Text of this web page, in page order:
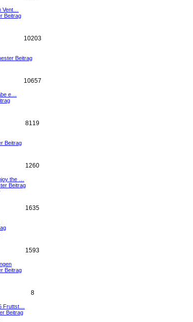
Vent…
Beitrag
10203
Beitrag
10657
e…
8119
Beitrag
1260
the …
Beitrag
1635
1593
Beitrag
8
Fruttst…
Beitrag